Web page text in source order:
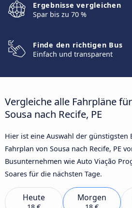
Ergebnisse vergleichen
Spar bis zu 70 %
Finde den richtigen Bus
Einfach und transparent
Vergleiche alle Fahrpläne
Sousa nach Recife, PE
Hier ist eine Auswahl der günstigsten
Fahrplan von Sousa nach Recife, PE
Busunternehmen wie Auto Viação
Soares für die nächsten Tage.
Heute Morgen